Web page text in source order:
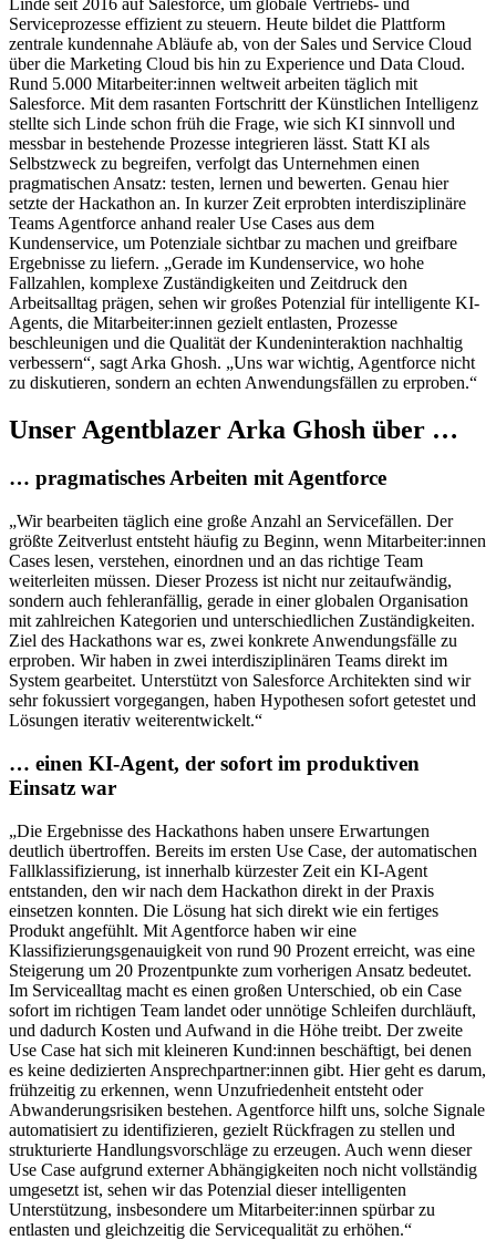
Serviceprozesse effizient zu steuern. Heute bildet die Plattform
zentrale kundennahe Abläufe ab, von der Sales und Service Cloud
über die Marketing Cloud bis hin zu Experience und Data Cloud.
Rund 5.000 Mitarbeiter:innen weltweit arbeiten täglich mit
Salesforce. Mit dem rasanten Fortschritt der Künstlichen Intelligenz
stellte sich Linde schon früh die Frage, wie sich KI sinnvoll und
messbar in bestehende Prozesse integrieren lässt. Statt KI als
Selbstzweck zu begreifen, verfolgt das Unternehmen einen
pragmatischen Ansatz: testen, lernen und bewerten. Genau hier
setzte der Hackathon an. In kurzer Zeit erprobten interdisziplinäre
Teams Agentforce anhand realer Use Cases aus dem
Kundenservice, um Potenziale sichtbar zu machen und greifbare
Ergebnisse zu liefern. „Gerade im Kundenservice, wo hohe
Fallzahlen, komplexe Zuständigkeiten und Zeitdruck den
Arbeitsalltag prägen, sehen wir großes Potenzial für intelligente KI-
Agents, die Mitarbeiter:innen gezielt entlasten, Prozesse
beschleunigen und die Qualität der Kundeninteraktion nachhaltig
verbessern“, sagt Arka Ghosh. „Uns war wichtig, Agentforce nicht
zu diskutieren, sondern an echten Anwendungsfällen zu erproben.“
Unser Agentblazer Arka Ghosh über …
… pragmatisches Arbeiten mit Agentforce
„Wir bearbeiten täglich eine große Anzahl an Servicefällen. Der
größte Zeitverlust entsteht häufig zu Beginn, wenn Mitarbeiter:innen
Cases lesen, verstehen, einordnen und an das richtige Team
weiterleiten müssen. Dieser Prozess ist nicht nur zeitaufwändig,
sondern auch fehleranfällig, gerade in einer globalen Organisation
mit zahlreichen Kategorien und unterschiedlichen Zuständigkeiten.
Ziel des Hackathons war es, zwei konkrete Anwendungsfälle zu
erproben. Wir haben in zwei interdisziplinären Teams direkt im
System gearbeitet. Unterstützt von Salesforce Architekten sind wir
sehr fokussiert vorgegangen, haben Hypothesen sofort getestet und
Lösungen iterativ weiterentwickelt.“
… einen KI-Agent, der sofort im produktiven
Einsatz war
„Die Ergebnisse des Hackathons haben unsere Erwartungen
deutlich übertroffen. Bereits im ersten Use Case, der automatischen
Fallklassifizierung, ist innerhalb kürzester Zeit ein KI-Agent
entstanden, den wir nach dem Hackathon direkt in der Praxis
einsetzen konnten. Die Lösung hat sich direkt wie ein fertiges
Produkt angefühlt. Mit Agentforce haben wir eine
Klassifizierungsgenauigkeit von rund 90 Prozent erreicht, was eine
Steigerung um 20 Prozentpunkte zum vorherigen Ansatz bedeutet.
Im Servicealltag macht es einen großen Unterschied, ob ein Case
sofort im richtigen Team landet oder unnötige Schleifen durchläuft,
und dadurch Kosten und Aufwand in die Höhe treibt. Der zweite
Use Case hat sich mit kleineren Kund:innen beschäftigt, bei denen
es keine dedizierten Ansprechpartner:innen gibt. Hier geht es darum,
frühzeitig zu erkennen, wenn Unzufriedenheit entsteht oder
Abwanderungsrisiken bestehen. Agentforce hilft uns, solche Signale
automatisiert zu identifizieren, gezielt Rückfragen zu stellen und
strukturierte Handlungsvorschläge zu erzeugen. Auch wenn dieser
Use Case aufgrund externer Abhängigkeiten noch nicht vollständig
umgesetzt ist, sehen wir das Potenzial dieser intelligenten
Unterstützung, insbesondere um Mitarbeiter:innen spürbar zu
entlasten und gleichzeitig die Servicequalität zu erhöhen.“